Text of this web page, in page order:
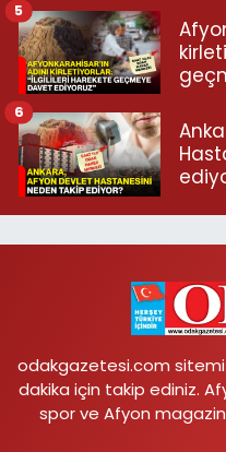
5
6
odakgazetesi.com
dakika için takip ediniz.
spor ve Afyon